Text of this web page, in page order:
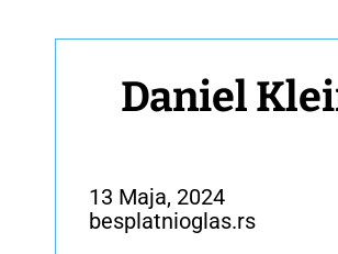
Daniel
13 Maja, 2024
besplatnioglas.rs